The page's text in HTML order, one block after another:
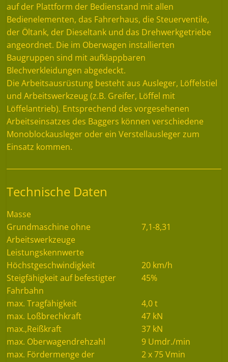
auf der Plattform der Bedienstand mit allen
Bedienelementen, das Fahrerhaus, die Steuerventile,
der Öltank, der Dieseltank und das Drehwerkgetriebe
angeordnet. Die im Oberwagen installierten
Baugruppen sind mit aufklappbaren
Blechverkleidungen abgedeckt.
Die Arbeitsausrüstung besteht aus Ausleger, Löffelstiel
und Arbeitswerkzeug (z.B. Greifer, Löffel mit
Löffelantrieb). Entsprechend des vorgesehenen
Arbeitseinsatzes des Baggers können verschiedene
Monoblockausleger oder ein Verstellausleger zum
Einsatz kommen.
Technische Daten
Masse
Grundmaschine ohne
Arbeitswerkzeuge
7,1-8,31
Leistungskennwerte
Höchstgeschwindigkeit
20 km/h
Steigfähigkeit auf befestigter
Fahrbahn
45%
max. Tragfähigkeit
4,0 t
max. Loßbrechkraft
47 kN
max.,Reißkraft
37 kN
max. Oberwagendrehzahl
9 Umdr./min
max. Fördermenge der
2 x 75 Vmin